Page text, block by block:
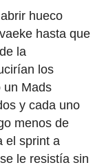
hueco
hasta que
la
los
un Mads
y cada uno
menos de
el sprint a
le resistía sin